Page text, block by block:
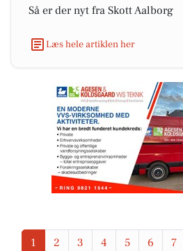
Så er der nyt fra Skott Aalborg
Læs hele artiklen her
1 2 3 4 5 6 7